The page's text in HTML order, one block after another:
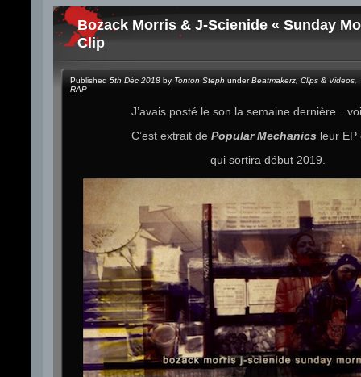
Bozack Morris & J-Scienide « Sunday
Clip
Published 5th Déc 2018 by Tonton Steph underBeatmakerz Clips & Videos
RAP
J’avais posté le son la semaine
C’est extrait de Popular Mechanics leur EP
qui sortira début 2019.